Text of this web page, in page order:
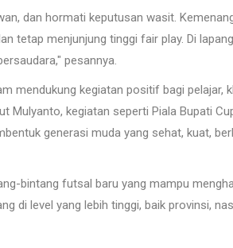
dan hormati keputusan wasit.
tetap menjunjung tinggi fair play. Di
pesannya.
mendukung kegiatan positif bagi pelajar,
Mulyanto, kegiatan seperti Piala Bupati
generasi muda yang sehat, kuat,
bintang futsal baru yang mampu
di level yang lebih tinggi, baik provinsi,